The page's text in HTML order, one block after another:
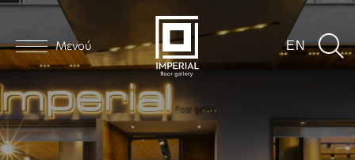
Μενού EN